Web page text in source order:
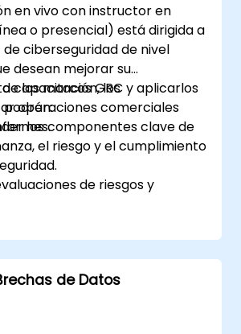
en vivo con instructor en
o presencial) está dirigida a
ciberseguridad de nivel
desean mejorar su
los marcos GRC y aplicarlos
operaciones comerciales
capacitación, los
los componentes clave de
el riesgo y el cumplimiento
de riesgos y
medidas de cumplimiento y
regulatorios.
y aplicar políticas y
de seguridad.
de Datos